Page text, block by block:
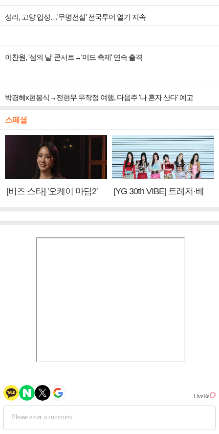
성리, 고양 입성…'무명전설' 전국투어 열기 지속
이찬원, '섬의 날' 콘서트→'머드 축제' 연속 출격
박경혜x현봉식→전현무 무작정 여행, 다음주 '나 혼자 산다' 예고
스페셜
[비즈 스타] '오케이 마담2'
[YG 30th VIBE] 트레저·베